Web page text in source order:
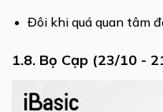
Đôi khi quá quan tâm
1.8. Bọ Cạp (23/10 -